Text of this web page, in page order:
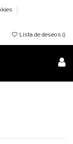
Lista de deseos ()